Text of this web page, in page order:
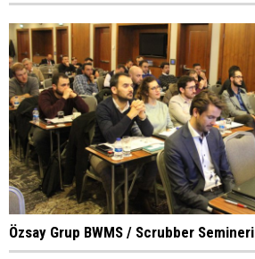
Özsay Grup BWMS / Scrubber Semineri